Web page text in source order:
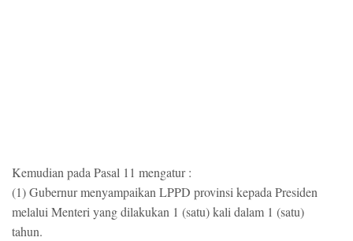
Kemudian pada Pasal 11 mengatur :
(1) Gubernur menyampaikan LPPD provinsi kepada Presiden
melalui Menteri yang dilakukan 1 (satu) kali dalam 1 (satu)
tahun.